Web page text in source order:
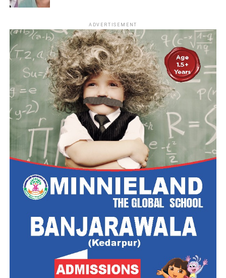
ADVERTISEMENT